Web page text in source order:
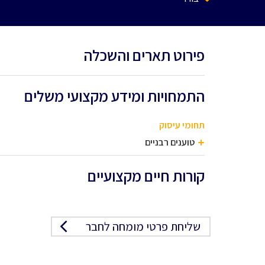
פירוט תארים והשכלה
התמחויות ומידע מקצועי משלים
תחומי עיסוק
טוענים רבניים
קורות חיים מקצועיים
שליחת פרטי מומחה לחבר